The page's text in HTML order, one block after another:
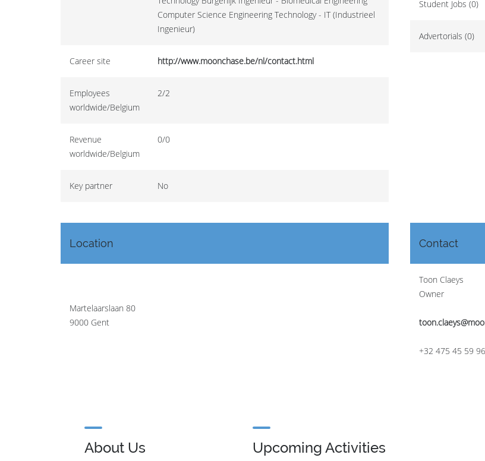
Computer Science Engineering Technology - IT (Industrieel
Ingenieur)
Career site http://www.moonchase.be/nl/contact.html
Employees
worldwide/Belgium
2/2
Revenue
worldwide/Belgium
0/0
Key partner No
Student Jobs (0)
Advertorials (0)
Location
Martelaarslaan 80
9000 Gent
Contact
Toon Claeys
Owner
+32 475 45 59 96
About Us Upcoming Activities